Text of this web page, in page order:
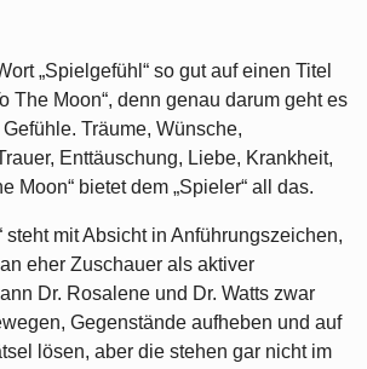
„Spielgefühl“ so gut auf einen Titel
The Moon“, denn genau darum geht es
Träume, Wünsche,
Enttäuschung, Liebe, Krankheit,
Moon“ bietet dem „Spieler“ all das.
steht mit Absicht in Anführungszeichen,
eher Zuschauer als aktiver
Dr. Rosalene und Dr. Watts zwar
Gegenstände aufheben und auf
lösen, aber die stehen gar nicht im